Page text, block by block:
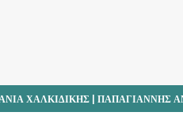
ΧΑΛΚΙΔΙΚΗΣ | ΠΑΠΑΓΙΑΝΝΗΣ